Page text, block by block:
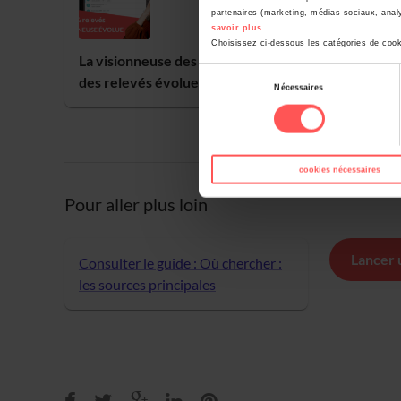
partenaires (marketing, médias sociaux,
savoir plus
Choisissez ci-dessous les catégories de
Nécessaires
cookies nécessaires
La visionneuse des archives et
des relevés évolue
Pour aller plus loin
Consulter le guide : Où chercher :
les sources principales
Lancer